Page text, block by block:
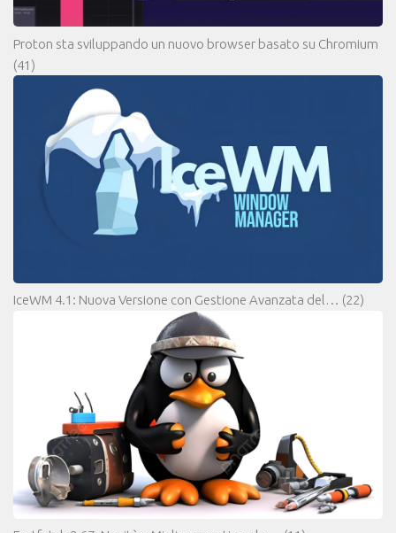
Proton sta sviluppando un nuovo browser basato su Chromium
(41)
IceWM 4.1: Nuova Versione con Gestione Avanzata del… (22)